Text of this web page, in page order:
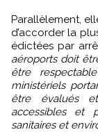
Parallèlement,
d’accorder la
édictées par
aéroports doit
être
ministériels
être évalués
accessibles et
sanitaires et